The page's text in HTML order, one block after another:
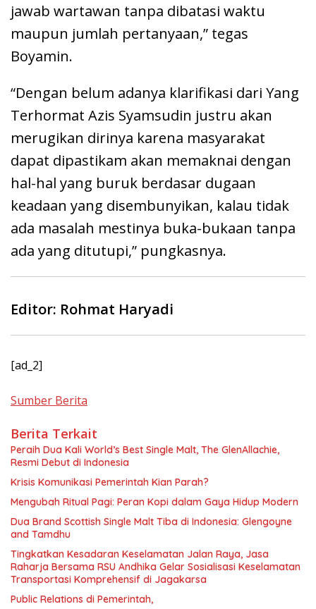
jawab wartawan tanpa dibatasi waktu
maupun jumlah pertanyaan,” tegas
Boyamin.
“Dengan belum adanya klarifikasi dari Yang
Terhormat Azis Syamsudin justru akan
merugikan dirinya karena masyarakat
dapat dipastikam akan memaknai dengan
hal-hal yang buruk berdasar dugaan
keadaan yang disembunyikan, kalau tidak
ada masalah mestinya buka-bukaan tanpa
ada yang ditutupi,” pungkasnya.
Editor: Rohmat Haryadi
[ad_2]
Sumber Berita
Berita Terkait
Peraih Dua Kali World’s Best Single Malt, The GlenAllachie,
Resmi Debut di Indonesia
Krisis Komunikasi Pemerintah Kian Parah?
Mengubah Ritual Pagi: Peran Kopi dalam Gaya Hidup Modern
Dua Brand Scottish Single Malt Tiba di Indonesia: Glengoyne
and Tamdhu
Tingkatkan Kesadaran Keselamatan Jalan Raya, Jasa
Raharja Bersama RSU Andhika Gelar Sosialisasi Keselamatan
Transportasi Komprehensif di Jagakarsa
Public Relations di Pemerintah,